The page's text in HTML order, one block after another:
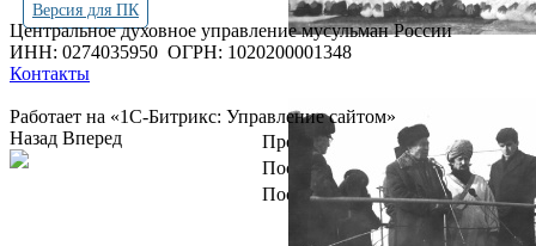
Версия для ПК
Центральное духовное управление мусульман России
ИНН: 0274035950 ОГРН: 1020200001348
Контакты
Работает на «1С-Битрикс: Управление сайтом»
Просмотров всего:
4251400
Посетителей сегодня:
1885
Посетителей в онлайн:
Назад Вперед